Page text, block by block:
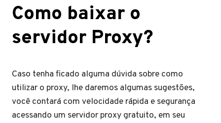
Como baixar o
servidor Proxy?
Caso tenha ficado alguma dúvida sobre como
utilizar o proxy, lhe daremos algumas sugestões,
você contará com velocidade rápida e segurança
acessando um servidor proxy gratuito, em seu